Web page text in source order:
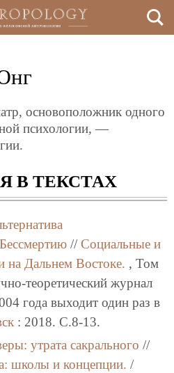
основоположник одного
психологии, —
В ТЕКСТАХ
// Социальные и
на Дальнем Востоке. , Том
теоретический журнал
года выходит один раз в
: 2018. C.8-13.
утрата сакрального //
школы и концепции. /